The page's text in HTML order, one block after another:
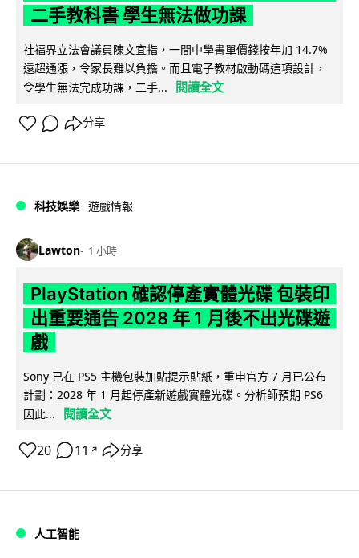
二手教科書 學生無法做功課
社福界立法會議員陳文宜指，一間中學書單價錢按年加 14.7%
遠超通漲，令家長難以負擔。而且電子教材啟動碼這項設計，
令學生無法完成功課，二手...
閱讀全文
分享
科技娛樂 遊戲情報
Lawton 1 小時
PlayStation 確認停產實體光碟 包裝印
出重要通告 2028 年 1 月後不出光碟遊
戲
Sony 已在 PS5 主機包裝加貼提示貼紙，重申官方 7 月已公布
計劃：2028 年 1 月起停產新遊戲實體光碟。分析師預期 PS6
因此...
閱讀全文
20 11 ↗ 分享
人工智能